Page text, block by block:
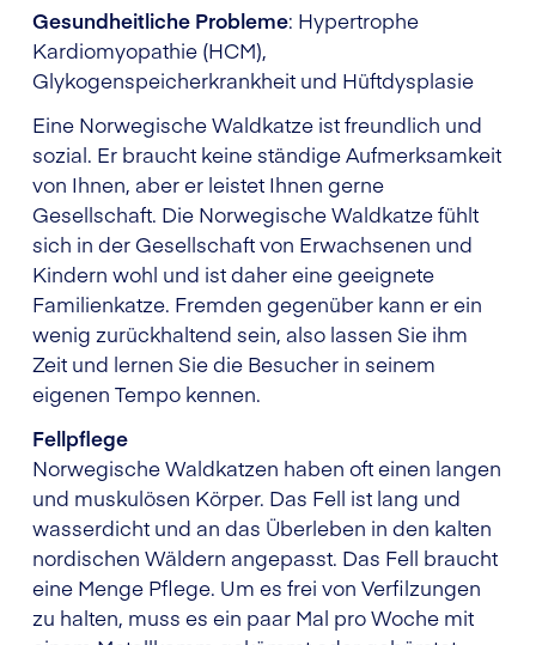
Gesundheitliche Probleme: Hypertrophe
Kardiomyopathie (HCM),
Glykogenspeicherkrankheit und Hüftdysplasie
Eine Norwegische Waldkatze ist freundlich und
sozial. Er braucht keine ständige Aufmerksamkeit
von Ihnen, aber er leistet Ihnen gerne
Gesellschaft. Die Norwegische Waldkatze fühlt
sich in der Gesellschaft von Erwachsenen und
Kindern wohl und ist daher eine geeignete
Familienkatze. Fremden gegenüber kann er ein
wenig zurückhaltend sein, also lassen Sie ihm
Zeit und lernen Sie die Besucher in seinem
eigenen Tempo kennen.
Fellpflege
Norwegische Waldkatzen haben oft einen langen
und muskulösen Körper. Das Fell ist lang und
wasserdicht und an das Überleben in den kalten
nordischen Wäldern angepasst. Das Fell braucht
eine Menge Pflege. Um es frei von Verfilzungen
zu halten, muss es ein paar Mal pro Woche mit